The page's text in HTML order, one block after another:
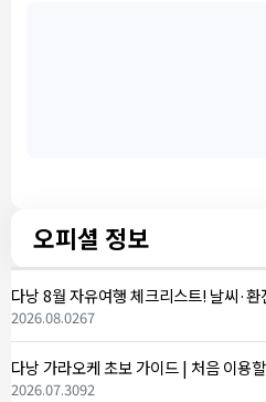
오피셜 정보
다낭 8월 자유여행 체크리스트! 날씨·
2026.08.0267
다낭 가라오케 초보 가이드 | 처음 이용
2026.07.3092